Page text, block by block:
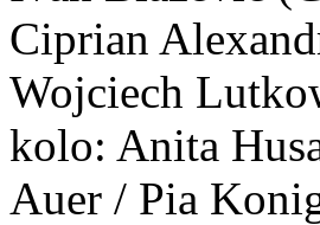
Ciprian
Wojciech
kolo: Anita
Auer / Pia